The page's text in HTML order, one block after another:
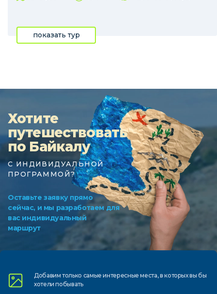
показать тур
Хотите
путешествовать
по Байкалу
С ИНДИВИДУАЛЬНОЙ
ПРОГРАММОЙ?
Оставьте заявку прямо
сейчас, и мы разработаем для
вас индивидуальный
маршрут
Добавим только самыеинтересные места, в которыхвы бы
хотели побывать